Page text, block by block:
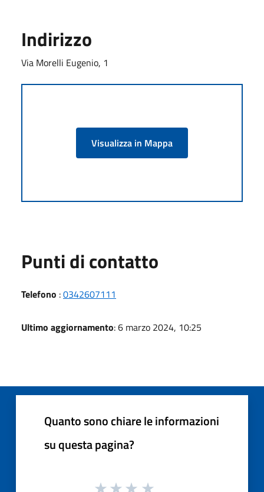
Indirizzo
Via Morelli Eugenio, 1
Visualizza in Mappa
Punti di contatto
Telefono :0342607111
Ultimo aggiornamento: 6 marzo 2024, 10:25
Quanto sono chiare le informazioni
su questa pagina?